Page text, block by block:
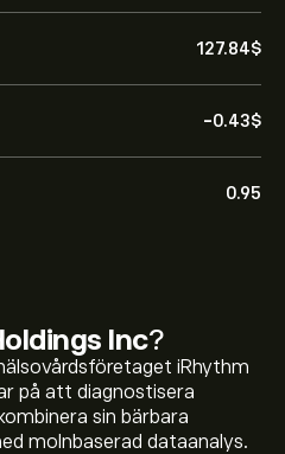
127.84‎$‎
-0.43‎$‎
0.95
Inc?
iRhythm
på att diagnostisera
sin bärbara
molnbaserad dataanalys.